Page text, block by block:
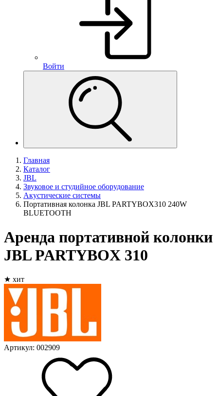
Войти
Главная
Каталог
JBL
Звуковое и студийное оборудование
Акустические системы
Портативная колонка JBL PARTYBOX310 240W
BLUETOOTH
Аренда портативной колонки
JBL PARTYBOX 310
★ хит
Артикул: 002909